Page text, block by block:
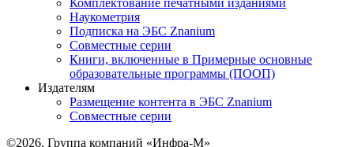
Наукометрия
Подписка на ЭБС Znanium
Совместные серии
Книги, включенные в Примерные основные
образовательные программы (ПООП)
Издателям
Размещение контента в ЭБС Znanium
Совместные серии
©2026. Группа компаний «Инфра-М»